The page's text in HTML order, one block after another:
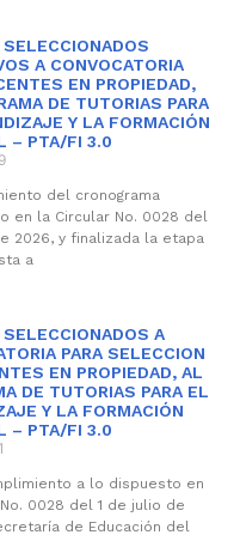
A CONVOCATORIA
EN PROPIEDAD,
DE TUTORIAS PARA
Y LA FORMACIÓN
– PTA/FI 3.0
del cronograma
en la Circular No. 0028 del
2026, y finalizada la etapa
a
A
PARA SELECCION
EN PROPIEDAD, AL
DE TUTORIAS PARA EL
Y LA FORMACIÓN
– PTA/FI 3.0
a lo dispuesto en
0028 del 1 de julio de
de Educación del